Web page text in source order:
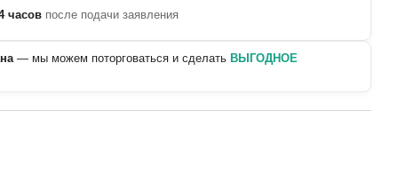
часов после подачи заявления
— мы можем поторговаться и сделать ВЫГОДНОЕ